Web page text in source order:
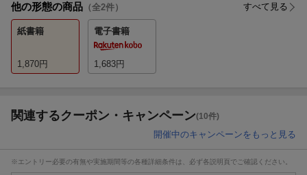
他の形態の商品 （全2件） すべて見る
紙書籍
1,870円
電子書籍
1,683円
関連するクーポン・キャンペーン(10件)
開催中のキャンペーンをもっと見る
※エントリー必要の有無や実施期間等の各種詳細条件は、必ず各説明頁でご確認ください。